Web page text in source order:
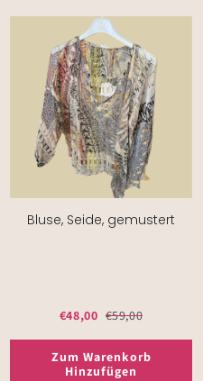
Bluse, Seide, gemustert
€48,00 €59,00
Zum Warenkorb
Hinzufügen